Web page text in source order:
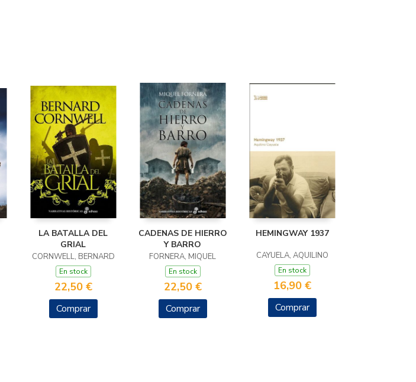
LA BATALLA DEL
GRIAL
CORNWELL, BERNARD
En stock
22,50 €
Comprar
CADENAS DE HIERRO
Y BARRO
FORNERA, MIQUEL
En stock
22,50 €
Comprar
HEMINGWAY 1937
CAYUELA, AQUILINO
En stock
16,90 €
Comprar